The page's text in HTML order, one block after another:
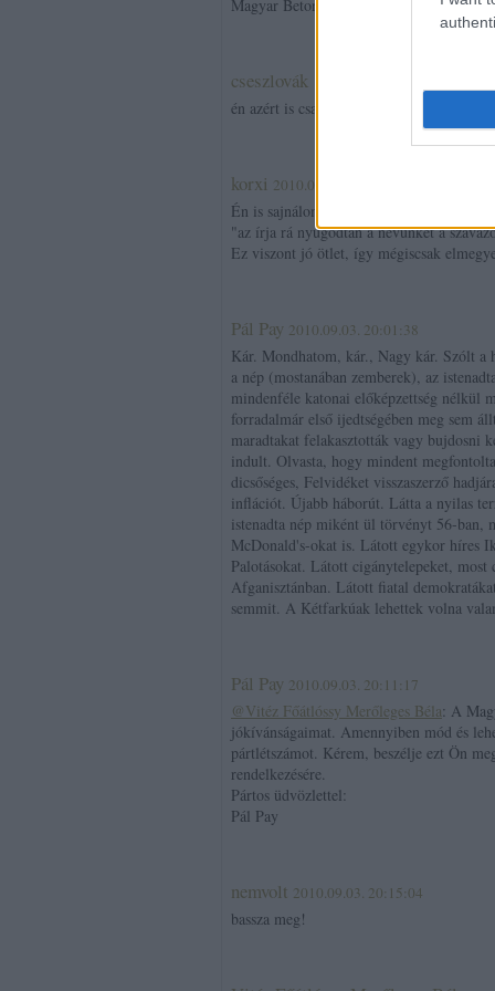
Magyar Beton Párt
cseszlovák
én azért is csak rátok szavazok. így vagy
korxi 2010.09.03. 19:58:56
Én is sajnálom.
"az írja rá nyugodtan a nevünket a
Ez viszont jó ötlet, így mégiscsak
Pál Pay 2010.09.03. 20:01:38
Kár. Mondhatom, kár., Nagy kár. Szólt a
a nép (mostanában zemberek), az
mindenféle katonai előképzettség nélkül
forradalmár első ijedtségében meg sem
maradtakat felakasztották vagy bujdosni
indult. Olvasta, hogy mindent
dicsőséges, Felvidéket visszaszerző
inflációt. Újabb háborút. Látta a nyilas
istenadta nép miként ül törvényt 56-ban,
McDonald's-okat is. Látott egykor híres
Palotásokat. Látott cigánytelepeket,
Afganisztánban. Látott fiatal
semmit. A Kétfarkúak lehettek volna
Pál Pay 2010.09.03. 20:11:17
@Vitéz Főátlóssy Merőleges Béla: A
jókívánságaimat. Amennyiben mód és
pártlétszámot. Kérem, beszélje ezt Ön
rendelkezésére.
Pártos üdvözlettel:
Pál Pay
nemvolt 2010.09.03. 20:15:04
bassza meg!